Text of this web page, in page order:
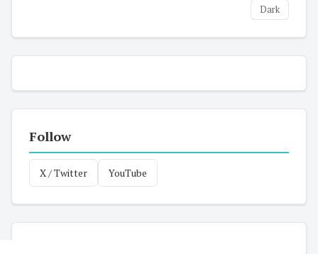
Dark
Follow
X / Twitter YouTube